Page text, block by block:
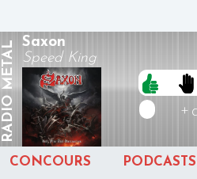
RADIO
METAL Saxon
Speed King
+
CONCOURS PODCASTS